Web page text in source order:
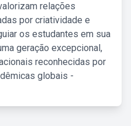
relações
por criatividade e
os estudantes em sua
geração excepcional,
reconhecidas por
globais -